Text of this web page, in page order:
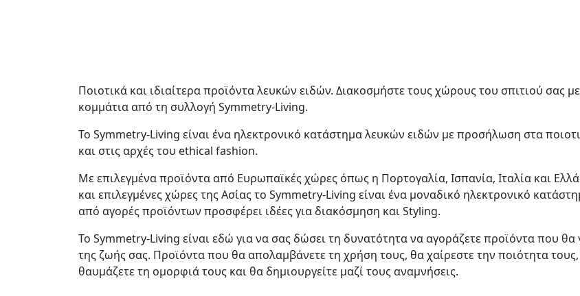
Ποιοτικά και ιδιαίτερα προϊόντα λευκών ειδών. Διακοσμήστε τους χώρους του σπιτιού σας
κομμάτια από τη συλλογή Symmetry-Living.
Το Symmetry-Living είναι ένα ηλεκτρονικό κατάστημα λευκών ειδών με προσήλωση στα
και στις αρχές του ethical fashion.
Με επιλεγμένα προϊόντα από Ευρωπαϊκές χώρες όπως η Πορτογαλία, Ισπανία, Ιταλία και
και επιλεγμένες χώρες της Ασίας το Symmetry-Living είναι ένα μοναδικό ηλεκτρονικό
από αγορές προϊόντων προσφέρει ιδέες για διακόσμηση και Styling.
Το Symmetry-Living είναι εδώ για να σας δώσει τη δυνατότητα να αγοράζετε προϊόντα που θα
της ζωής σας. Προϊόντα που θα απολαμβάνετε τη χρήση τους, θα χαίρεστε την ποιότητα
θαυμάζετε τη ομορφιά τους και θα δημιουργείτε μαζί τους αναμνήσεις.